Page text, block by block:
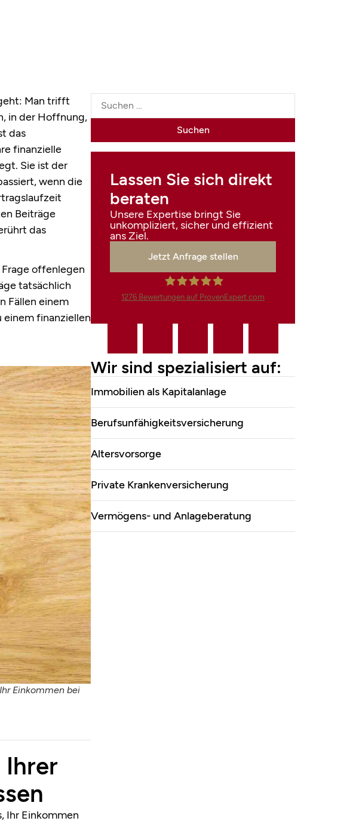
Man trifft
in der Hoffnung,
das
finanzielle
Sie ist der
wenn die
Beiträge
das
offenlegen
tatsächlich
Fällen einem
einem finanziellen
Einkommen bei
Ihrer
Ihr Einkommen
Lassen Sie sich direkt
beraten
Unsere Expertise bringt Sie
unkompliziert, sicher und effizient
ans Ziel.
Jetzt Anfrage stellen
&Co.KG
1276 Bewertungen auf ProvenExpert.com
Wir sind spezialisiert auf:
Immobilien als Kapitalanlage
Berufsunfähigkeitsversicherung
Altersvorsorge
Private Krankenversicherung
Vermögens- und Anlageberatung